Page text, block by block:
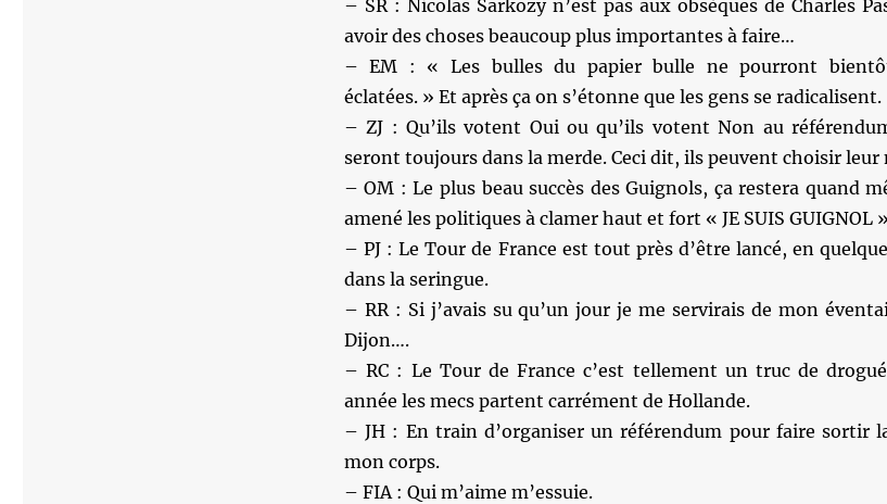
– SR : Nicolas Sarkozy n’est pas aux obsèques de Charles
avoir des choses beaucoup plus importantes à faire…
– EM : « Les bulles du papier bulle ne pourront
éclatées. » Et après ça on s’étonne que les gens se radicalisent.
– ZJ : Qu’ils votent Oui ou qu’ils votent Non au
seront toujours dans la merde. Ceci dit, ils peuvent choisir leur
– OM : Le plus beau succès des Guignols, ça restera quand
amené les politiques à clamer haut et fort « JE SUIS GUIGNOL
– PJ : Le Tour de France est tout près d’être lancé, en
dans la seringue.
– RR : Si j’avais su qu’un jour je me servirais de mon
Dijon….
– RC : Le Tour de France c’est tellement un truc de
année les mecs partent carrément de Hollande.
– JH : En train d’organiser un référendum pour faire sortir
mon corps.
– FIA : Qui m’aime m’essuie.